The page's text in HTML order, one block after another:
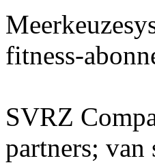
fitness-
SVRZ
partners;